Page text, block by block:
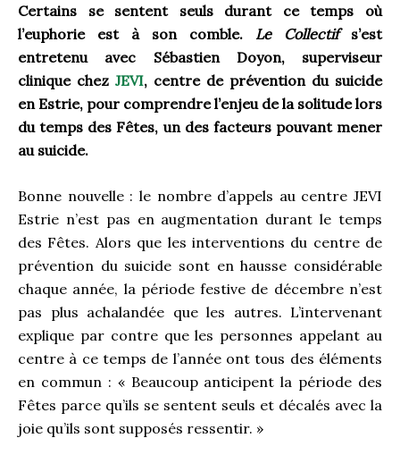
Certains se sentent seuls durant ce temps où
l’euphorie est à son comble. Le Collectifs’est
entretenu avec Sébastien Doyon, superviseur
clinique chez JEVI, centre de prévention du suicide
en Estrie, pour comprendre l’enjeu de la solitude lors
du temps des Fêtes, un des facteurs pouvant mener
au suicide.
Bonne nouvelle : le nombre d’appels au centre JEVI
Estrie n’est pas en augmentation durant le temps
des Fêtes. Alors que les interventions du centre de
prévention du suicide sont en hausse considérable
chaque année, la période festive de décembre n’est
pas plus achalandée que les autres. L’intervenant
explique par contre que les personnes appelant au
centre à ce temps de l’année ont tous des éléments
en commun : « Beaucoup anticipent la période des
Fêtes parce qu’ils se sentent seuls et décalés avec la
joie qu’ils sont supposés ressentir. »